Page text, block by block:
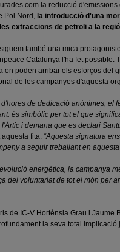
com la reducció
Pol Nord, la introducció d'una
extraccions de petroli a la
també una mica
Catalunya l'ha fet possible.
on poden arribar els esforços del
de les campanyes d'aquesta
de dedicació anònimes, el
és simbòlic per tot el que
i demana que es declari
fita. “Aquesta signatura
a seguir treballant en aquesta
energètica, la campanya
del voluntariat de tot el món per
de IC-V Hortènsia Grau i Jaume
la seva total